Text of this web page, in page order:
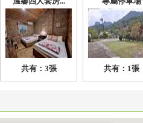
共有：3張 共有：1張